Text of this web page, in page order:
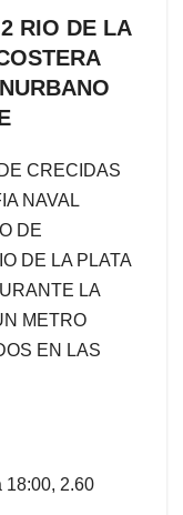
RIO DE LA
CRECIDAS
NAVAL
DE
DE LA PLATA
LA
METRO
EN LAS
18:00, 2.60